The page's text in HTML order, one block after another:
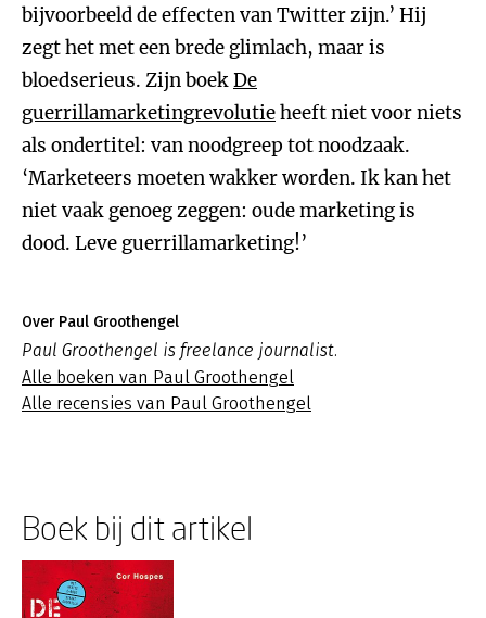
bijvoorbeeld de effecten van Twitter zijn.’ Hij
zegt het met een brede glimlach, maar is
bloedserieus. Zijn boekDe
guerrillamarketingrevolutieheeft niet voor niets
als ondertitel: van noodgreep tot noodzaak.
‘Marketeers moeten wakker worden. Ik kan het
niet vaak genoeg zeggen: oude marketing is
dood. Leve guerrillamarketing!’
Over Paul Groothengel
Paul Groothengel is freelance journalist.
Alle boeken van Paul Groothengel
Alle recensies van Paul Groothengel
Boek bij dit artikel